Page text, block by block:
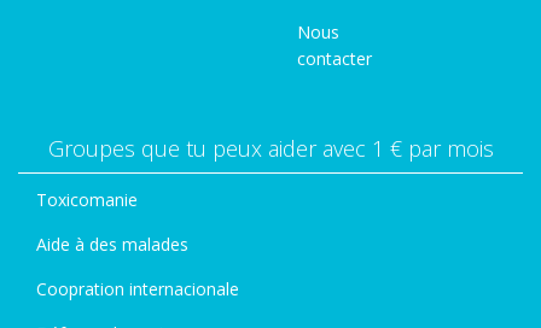
Nous
contacter
Groupes que tu peux aider avec 1 € par mois
Toxicomanie
Aide à des malades
Coopration internacionale